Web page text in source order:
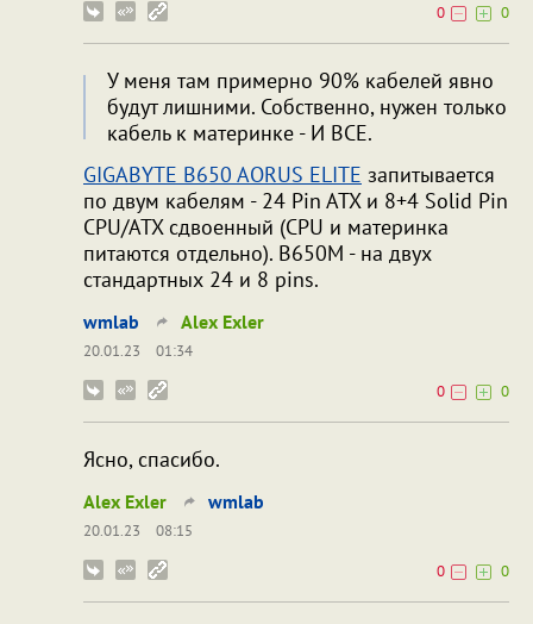
0
0
У меня там примерно 90% кабелей явно
будут лишними. Собственно, нужен только
кабель к материнке - И ВСЕ.
GIGABYTE B650 AORUS ELITE запитывается
по двум кабелям - 24 Pin ATX и 8+4 Solid Pin
CPU/ATX сдвоенный (CPU и материнка
питаются отдельно). B650M - на двух
стандартных 24 и 8 pins.
wmlab Alex Exler
20.01.23
01:34
0
0
Ясно, спасибо.
Alex Exler wmlab
20.01.23
08:15
0
0